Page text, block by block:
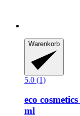
Warenkorb
5.0 (1)
eco cosmetics
ml